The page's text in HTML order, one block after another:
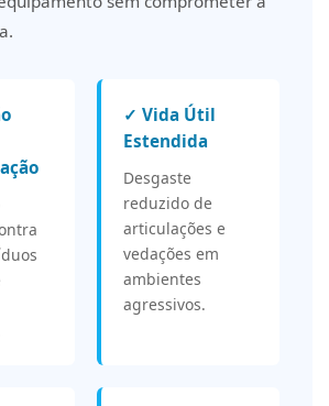
✓ Vida Útil
Estendida
Desgaste
reduzido de
articulações e
vedações em
ambientes
agressivos.